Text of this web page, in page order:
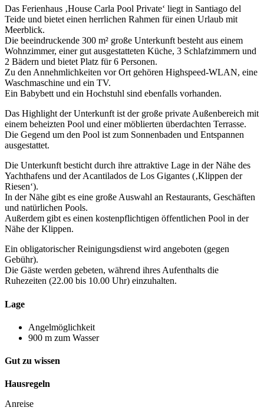
Das Ferienhaus ‚House Carla Pool Private‘ liegt in Santiago del
Teide und bietet einen herrlichen Rahmen für einen Urlaub mit
Meerblick.
Die beeindruckende 300 m² große Unterkunft besteht aus einem
Wohnzimmer, einer gut ausgestatteten Küche, 3 Schlafzimmern und
2 Bädern und bietet Platz für 6 Personen.
Zu den Annehmlichkeiten vor Ort gehören Highspeed-WLAN, eine
Waschmaschine und ein TV.
Ein Babybett und ein Hochstuhl sind ebenfalls vorhanden.
Das Highlight der Unterkunft ist der große private Außenbereich mit
einem beheizten Pool und einer möblierten überdachten Terrasse.
Die Gegend um den Pool ist zum Sonnenbaden und Entspannen
ausgestattet.
Die Unterkunft besticht durch ihre attraktive Lage in der Nähe des
Yachthafens und der Acantilados de Los Gigantes (‚Klippen der
Riesen‘).
In der Nähe gibt es eine große Auswahl an Restaurants, Geschäften
und natürlichen Pools.
Außerdem gibt es einen kostenpflichtigen öffentlichen Pool in der
Nähe der Klippen.
Ein obligatorischer Reinigungsdienst wird angeboten (gegen
Gebühr).
Die Gäste werden gebeten, während ihres Aufenthalts die
Ruhezeiten (22.00 bis 10.00 Uhr) einzuhalten.
Lage
Angelmöglichkeit
900 m zum Wasser
Gut zu wissen
Hausregeln
Anreise